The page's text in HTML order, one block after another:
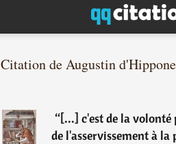
Citation de Augustin d'Hippone
“[...] c'est de la volonté
de l'asservissement à